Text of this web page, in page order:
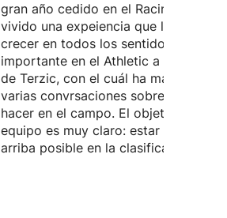
gran año cedido en el Racing, donde
vivido una expeiencia que le ha
crecer en todos los sentidos. Quiere
importante en el Athletic a las
de Terzic, con el cuál ha mantenido
varias convrsaciones sobre lo que
hacer en el campo. El objetivo del
equipo es muy claro: estar lo más
arriba posible en la clasificación.